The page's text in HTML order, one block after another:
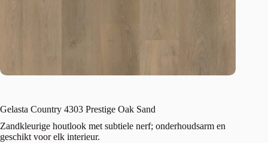
Gelasta Country 4303 Prestige Oak Sand
Zandkleurige houtlook met subtiele nerf; onderhoudsarm en
geschikt voor elk interieur.